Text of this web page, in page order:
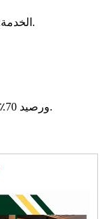
الخدمة: خدمة مخصصة ، خدمة التثبيت في الموقع.
شروط الدفع: إيداع 30٪ T / T ورصيد 70٪ قبل التسليم.